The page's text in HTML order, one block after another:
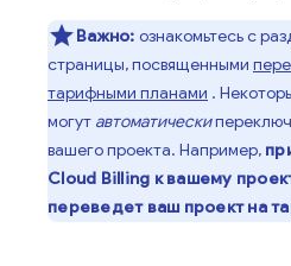
Важно: ознакомьтесь с
страницы, посвященными
тарифными планами .
могут автоматически
вашего проекта. Например,
Cloud Billing к вашему
переведет ваш проект на